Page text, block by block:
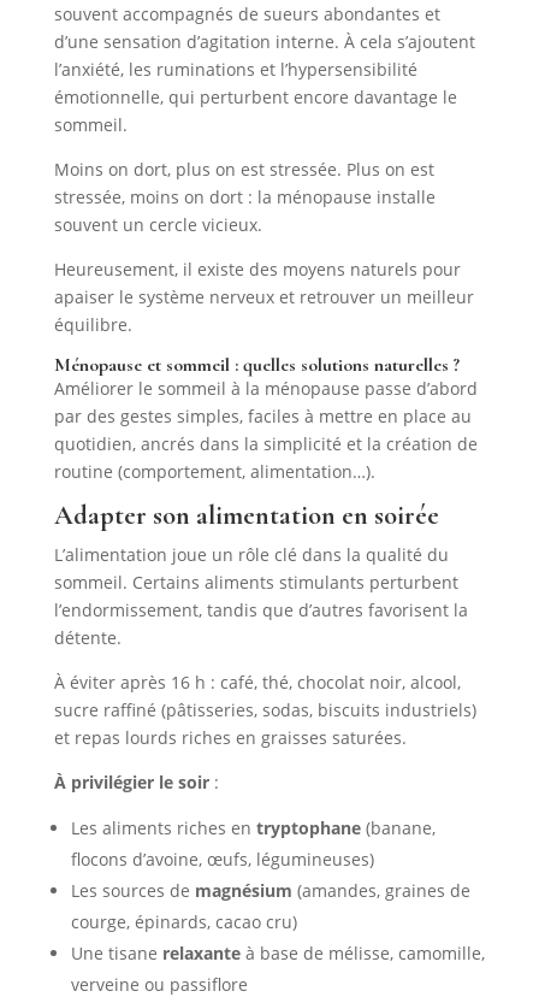
souvent accompagnés de sueurs abondantes et
d’une sensation d’agitation interne. À cela s’ajoutent
l’anxiété, les ruminations et l’hypersensibilité
émotionnelle, qui perturbent encore davantage le
sommeil.
Moins on dort, plus on est stressée. Plus on est
stressée, moins on dort : la ménopause installe
souvent un cercle vicieux.
Heureusement, il existe des moyens naturels pour
apaiser le système nerveux et retrouver un meilleur
équilibre.
Ménopause et sommeil : quelles solutions naturelles ?
Améliorer le sommeil à la ménopause passe d’abord
par des gestes simples, faciles à mettre en place au
quotidien, ancrés dans la simplicité et la création de
routine (comportement, alimentation…).
Adapter son alimentation en soirée
L’alimentation joue un rôle clé dans la qualité du
sommeil. Certains aliments stimulants perturbent
l’endormissement, tandis que d’autres favorisent la
détente.
À éviter après 16 h : café, thé, chocolat noir, alcool,
sucre raffiné (pâtisseries, sodas, biscuits industriels)
et repas lourds riches en graisses saturées.
À privilégier le soir:
Les aliments riches en tryptophane(banane,
flocons d’avoine, œufs, légumineuses)
Les sources de magnésium (amandes, graines de
courge, épinards, cacao cru)
Une tisane relaxanteà base de mélisse, camomille,
verveine ou passiflore